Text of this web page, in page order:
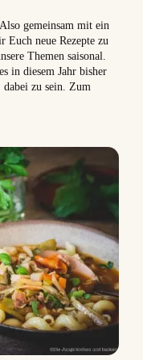
gemeinsam mit ein
Euch neue Rezepte zu
Themen saisonal.
in diesem Jahr bisher
dabei zu sein. Zum